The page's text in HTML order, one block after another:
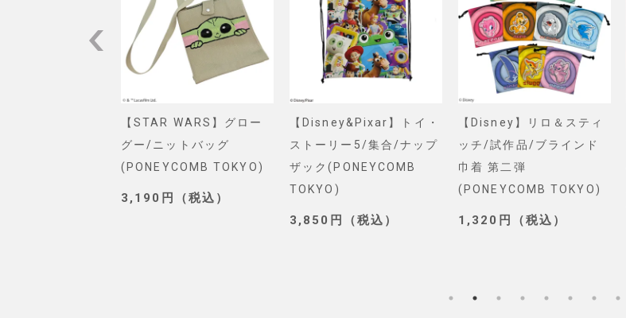
【STAR WARS】グロー
グー/ニットバッグ
(PONEYCOMB TOKYO)
3,190円（税込）
【Disney&Pixar】トイ・
ストーリー5/集合/ナップ
ザック(PONEYCOMB
TOKYO)
3,850円（税込）
【Disney】リロ＆スティ
ッチ/試作品/ブラインド
巾着 第二弾
(PONEYCOMB TOKYO)
1,320円（税込）